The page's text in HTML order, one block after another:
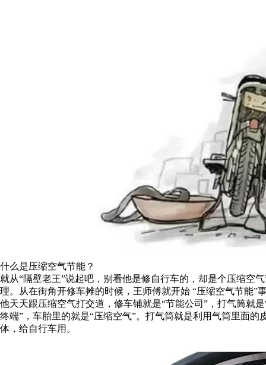
什么是压缩空气节能？
就从“隔壁老王”说起吧，别看他是修自行车的，却是个压缩空
理。从在街角开修车摊的时候，王师傅就开始 “压缩空气节能”
他天天跟压缩空气打交道，修车铺就是“节能公司”，打气筒就
终端”，车胎里的就是“压缩空气”。打气筒就是利用气筒里面
体，给自行车用。